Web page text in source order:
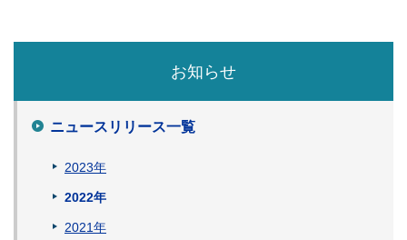
お知らせ
ニュースリリース一覧
2023年
2022年
2021年